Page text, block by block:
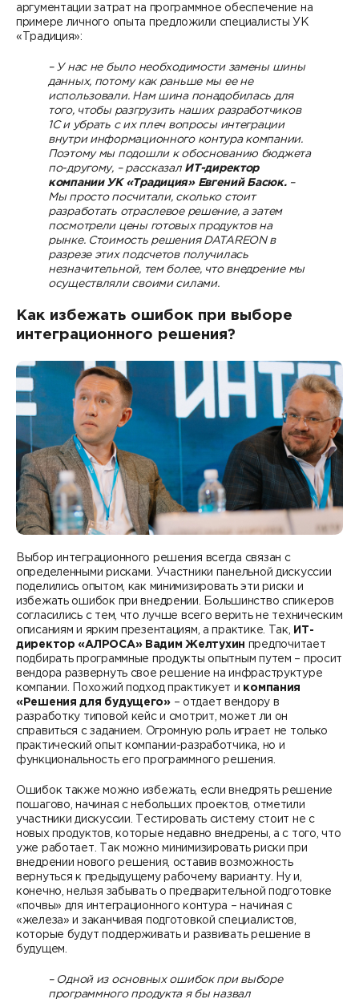
аргументации затрат на программное обеспечение на
примере личного опыта предложили специалисты УК
«Традиция»:
– У нас не было необходимости замены шины
данных, потому как раньше мы ее не
использовали. Нам шина понадобилась для
того, чтобы разгрузить наших разработчиков
1С и убрать с их плеч вопросы интеграции
внутри информационного контура компании.
Поэтому мы подошли к обоснованию бюджета
по-другому, – рассказал ИТ-директор
компании УК «Традиция» Евгений Басюк.–
Мы просто посчитали, сколько стоит
разработать отраслевое решение, а затем
посмотрели цены готовых продуктов на
рынке. Стоимость решения DATAREON в
разрезе этих подсчетов получилась
незначительной, тем более, что внедрение мы
осуществляли своими силами.
Как избежать ошибок при выборе
интеграционного решения?
Выбор интеграционного решения всегда связан с
определенными рисками. Участники панельной дискуссии
поделились опытом, как минимизировать эти риски и
избежать ошибок при внедрении. Большинство спикеров
согласились с тем, что лучше всего верить не техническим
описаниям и ярким презентациям, а практике. Так, ИТ-
директор «АЛРОСА» Вадим Желтухин
предпочитает
подбирать программные продукты опытным путем – просит
вендора развернуть свое решение на инфраструктуре
компании. Похожий подход практикует и
компания
«Решения для будущего»– отдает вендору в
разработку типовой кейс и смотрит, может ли он
справиться с заданием. Огромную роль играет не только
практический опыт компании-разработчика, но и
функциональность его программного решения.
Ошибок также можно избежать, если внедрять решение
пошагово, начиная с небольших проектов, отметили
участники дискуссии. Тестировать систему стоит не с
новых продуктов, которые недавно внедрены, а с того, что
уже работает. Так можно минимизировать риски при
внедрении нового решения, оставив возможность
вернуться к предыдущему рабочему варианту. Ну и,
конечно, нельзя забывать о предварительной подготовке
«почвы» для интеграционного контура – начиная с
«железа» и заканчивая подготовкой специалистов,
которые будут поддерживать и развивать решение в
будущем.
– Одной из основных ошибок при выборе
программного продукта я бы назвал